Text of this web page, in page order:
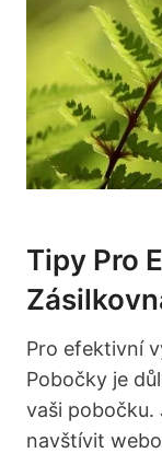
Tipy Pro
Pro efektivní
Pobočky je
vaši pobočku.
navštívit